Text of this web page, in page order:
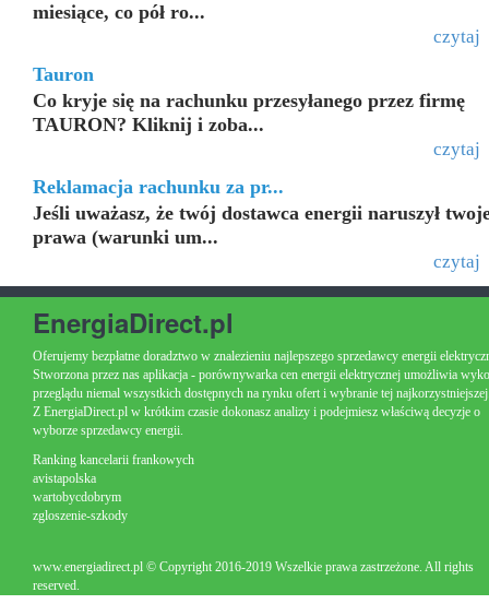
miesiące, co pół ro...
czytaj
Tauron
Co kryje się na rachunku przesyłanego przez firmę
TAURON? Kliknij i zoba...
czytaj
Reklamacja rachunku za pr...
Jeśli uważasz, że twój dostawca energii naruszył
prawa (warunki um...
czytaj
EnergiaDirect.pl
Oferujemy bezpłatne doradztwo w znalezieniu najlepszego sprzedawcy energii
Stworzona przez nas aplikacja - porównywarka cen energii elektrycznej umożliwia
przeglądu niemal wszystkich dostępnych na rynku ofert i wybranie tej
Z EnergiaDirect.pl w krótkim czasie dokonasz analizy i podejmiesz właściwą decyzje o
wyborze sprzedawcy energii.
Ranking kancelarii frankowych
avistapolska
wartobycdobrym
zgloszenie-szkody
www.energiadirect.pl © Copyright 2016-2019 Wszelkie prawa zastrzeżone. All rights
reserved.